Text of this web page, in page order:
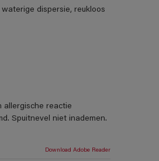
dispersie, reukloos
allergische reactie
Spuitnevel niet inademen.
Download Adobe Reader